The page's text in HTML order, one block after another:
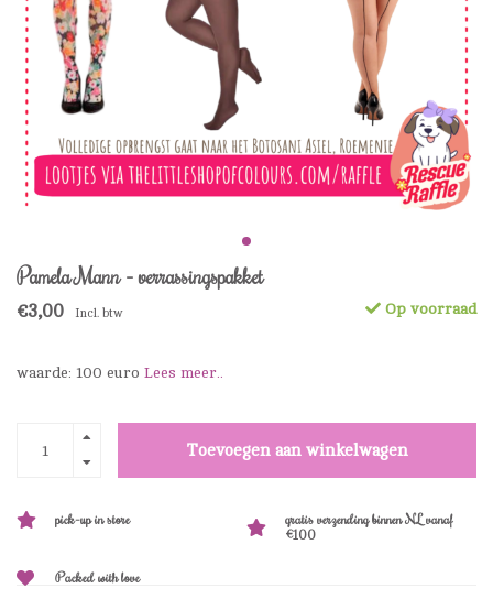
Pamela Mann - verrassingspakket
€3,00 Incl. btw Op voorraad
waarde: 100 euro Lees meer..
Toevoegen aan winkelwagen
pick-up in store
gratis verzending binnen NL vanaf
€100
Packed with love